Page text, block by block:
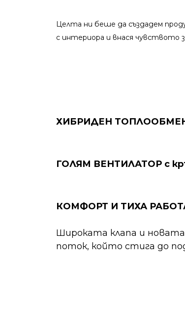
Целта ни беше да създадем
с интериора и внася
ХИБРИДЕН
ГОЛЯМ ВЕНТИЛАТОР с
КОМФОРТ И ТИХА
Широката клапа и
поток, който стига до